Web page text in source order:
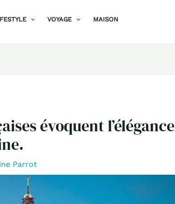
VOYAGE MAISON
évoquent l’élégance
Parrot